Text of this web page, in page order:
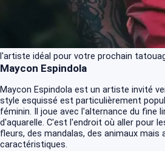
l'artiste idéal pour votre prochain
Maycon Espindola
Maycon Espindola est un artiste invité
style esquissé est particulièrement
féminin. Il joue avec l'alternance du fine
d'aquarelle. C'est l'endroit où aller pour
fleurs, des mandalas, des animaux mais
caractéristiques.